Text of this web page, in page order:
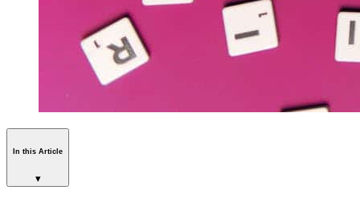
In this Article
▾